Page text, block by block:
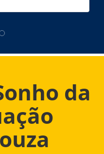
da